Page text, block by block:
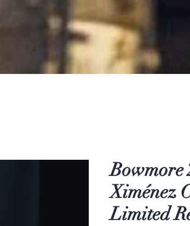
Bowmore
Ximénez
Limited